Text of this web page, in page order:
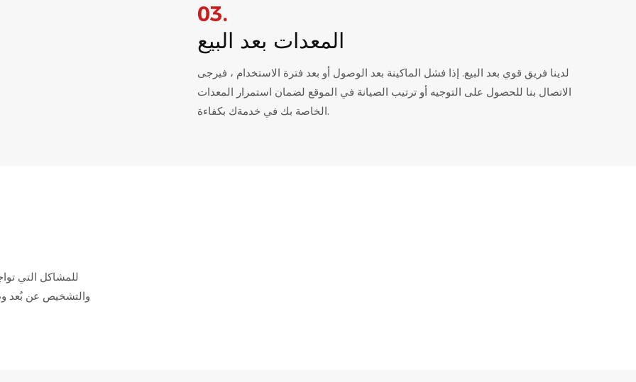
03.
المعدات بعد البيع
لدينا فريق قوي بعد البيع. إذا فشل الماكينة بعد الوصول أو بعد فترة الاستخدام ، فيرجى
الاتصال بنا للحصول على التوجيه أو ترتيب الصيانة في الموقع لضمان استمرار المعدات
الخاصة بك في خدمةك بكفاءة.
للمشاكل التي
والتشخيص عن بُعد